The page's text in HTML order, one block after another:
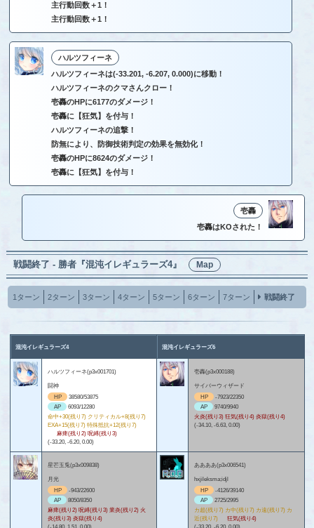
主行動回数＋1！
主行動回数＋1！
ハルツフィーネ
ハルツフィーネは(-33.201, -6.207, 0.000)に移動！
ハルツフィーネのクマさんクロー！
壱轟のHPに6177のダメージ！
壱轟に【狂気】を付与！
ハルツフィーネの追撃！
防無により、防御技術判定の効果を無効化！
壱轟のHPに8624のダメージ！
壱轟に【狂気】を付与！
壱轟
壱轟はKOされた！
戦闘終了 - 勝者『混沌イレギュラーズ4』 Map
1ターン 2ターン 3ターン 4ターン 5ターン 6ターン 7ターン 戦闘終了
混沌イレギュラーズ4 混沌イレギュラーズ6
ハルツフィーネ(p3x001701)
闘神
HP
38580/53875
AP
6093/12280
命中+30(残り7) クリティカル+8(残り7)
EXA+15(残り7) 特殊抵抗+12(残り7)
麻痺(残り2) 呪縛(残り3)
(-33.20, -6.20, 0.00)
壱轟(p3x000188)
サイバーウィザード
HP
-7923/22350
AP
9740/9940
火炎(残り3) 狂気(残り4) 炎獄(残り4)
(-34.10, -6.63, 0.00)
星芒玉兎(p3x009838)
月光
HP
-943/22600
AP
8050/8350
麻痺(残り2) 呪縛(残り3) 業炎(残り2) 火
炎(残り3) 炎獄(残り4)
ああああ(p3x006541)
hxjileksma;idjl
HP
-4126/39140
AP
2725/2995
カ超(残り7) カ中(残り7) カ遠(残り7) カ
近(残り7)
狂気(残り4)